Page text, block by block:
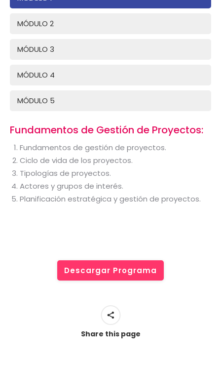
MÓDULO 2
MÓDULO 3
MÓDULO 4
MÓDULO 5
Fundamentos de Gestión de Proyectos:
Fundamentos de gestión de proyectos.
Ciclo de vida de los proyectos.
Tipologías de proyectos.
Actores y grupos de interés.
Planificación estratégica y gestión de proyectos.
Descargar Programa
Share this page